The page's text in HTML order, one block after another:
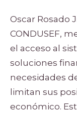
Oscar Rosado
CONDUSEF,
el acceso al
soluciones
necesidades
limitan sus
económico.